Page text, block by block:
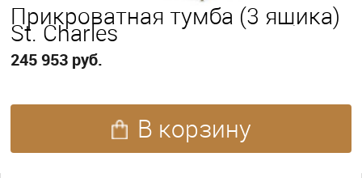
Прикроватная тумба (3 ящика)
St. Charles
245 953 руб.
В корзину
ПОКАЗАТЬ ЕЩЕ